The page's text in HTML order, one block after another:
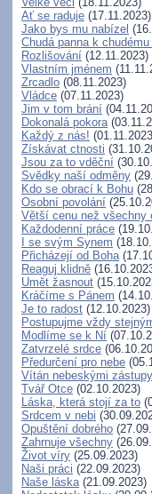
Ať se raduje (17.11.2023)
Jako bys mu nabízel
Chudá panna k
Rozlišování (12.11.2023)
Vlastním jménem
Zrcadlo (08.11.2023)
Vládce (07.11.2023)
Jim v tom brání
Dokonalá pokora
Každý z nás!
Získávat ctnosti
Jsou za to vděční
Svědky naší odměny
Kdo se obrací k Bohu
Osobní povolání
Větší cenu než všechny
Každodenní práce
I se svým Synem
Přicházejí od Boha
Reaguj klidně
Umět žasnout
Kráčíme s Pánem
Je to radost (12.10.2023)
Postupujme vždy
Modlíme se k Ní
Zatvrzelé srdce
Předurčení pro nebe
Vítán nebeskými zástupy
Tvář Otce (02.10.2023)
Láska, která stojí za to
Srdcem v nebi
Opuštění dobrého
Zahrnuje všechny
Život víry (25.09.2023)
Naši práci (22.09.2023)
Naše láska(21.09.2023)